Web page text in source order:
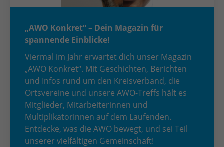
„AWO Konkret“ – Dein Magazin für
spannende Einblicke!
Viermal im Jahr erwartet dich unser Magazin
„AWO Konkret“. Mit Geschichten, Berichten
und Infos rund um den Kreisverband, die
Ortsvereine und unsere AWO-Treffs hält es
Mitglieder, Mitarbeiterinnen und
Multiplikatorinnen auf dem Laufenden.
Entdecke, was die AWO bewegt, und sei Teil
unserer vielfältigen Gemeinschaft!